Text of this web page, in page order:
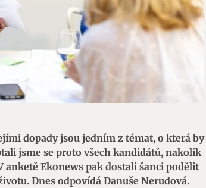
dopady jsou jedním z témat, o která by
jsme se proto všech kandidátů, nakolik
anketě Ekonews pak dostali šanci podělit
Dnes odpovídá Danuše Nerudová.